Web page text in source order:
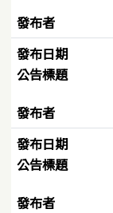
發布者
發布日期
公告標題
發布者
發布日期
公告標題
發布者